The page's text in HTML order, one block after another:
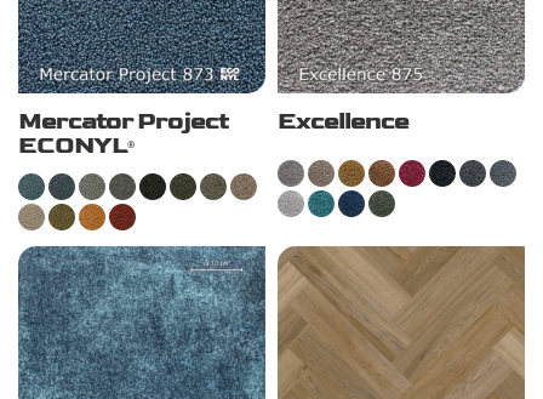
Mercator Project
ECONYL®
Excellence